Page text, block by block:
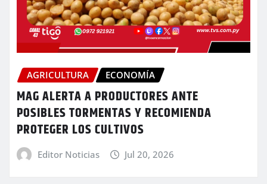
AGRICULTURA ECONOMÍA
MAG ALERTA A PRODUCTORES ANTE
POSIBLES TORMENTAS Y RECOMIENDA
PROTEGER LOS CULTIVOS
Editor Noticias Jul 20, 2026